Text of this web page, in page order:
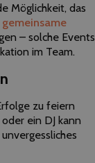
Möglichkeit, das
gemeinsame
– solche Events
im Team.
zu feiern
oder ein DJ kann